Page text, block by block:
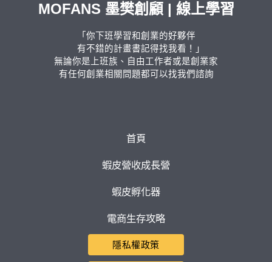
MOFANS 墨樊創顧 | 線上學習
「你下班學習和創業的好夥伴
有不錯的計畫書記得找我看！」
無論你是上班族、自由工作者或是創業家
有任何創業相關問題都可以找我們諮詢
首頁
蝦皮營收成長營
蝦皮孵化器
電商生存攻略
隱私權政策